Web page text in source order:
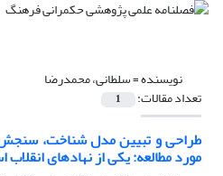
نویسنده =سلطانی، محمدرضا
تعداد مقالات: 1
طراحی و تبیین مدل شناخت،
مورد مطالعه: یکی از نهادهای انقلاب